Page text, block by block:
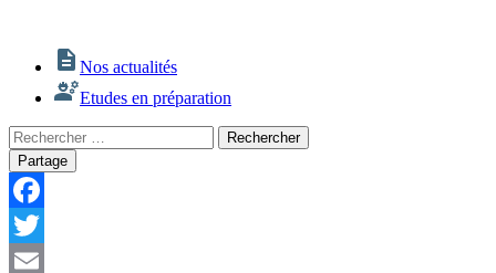
Nos actualités
Etudes en préparation
Rechercher
:
Rechercher
Partage
Facebook
Twitter